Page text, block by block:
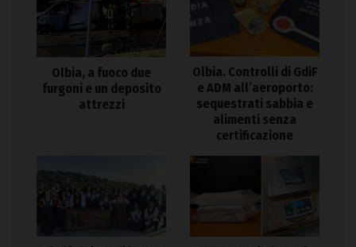
Olbia, a fuoco due
furgoni e un deposito
attrezzi
Olbia. Controlli di GdiF
e ADM all’aeroporto:
sequestrati sabbia e
alimenti senza
certificazione